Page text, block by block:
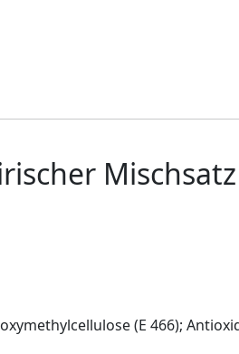
Mischsatz
(E 466);